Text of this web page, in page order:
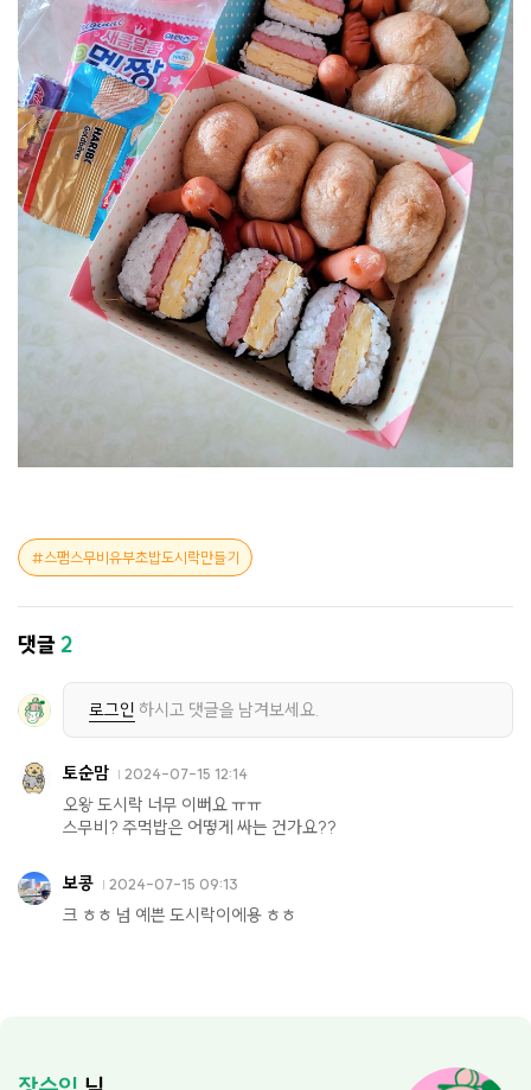
스팸스무비유부초밥도시락만들기
댓글2
로그인 하시고 댓글을 남겨보세요.
토순맘 2024-07-15 12:14
오왕 도시락 너무 이뻐요 ㅠㅠ
스무비? 주먹밥은 어떻게 싸는 건가요??
보콩 2024-07-15 09:13
크 ㅎㅎ 넘 예쁜 도시락이에용 ㅎㅎ